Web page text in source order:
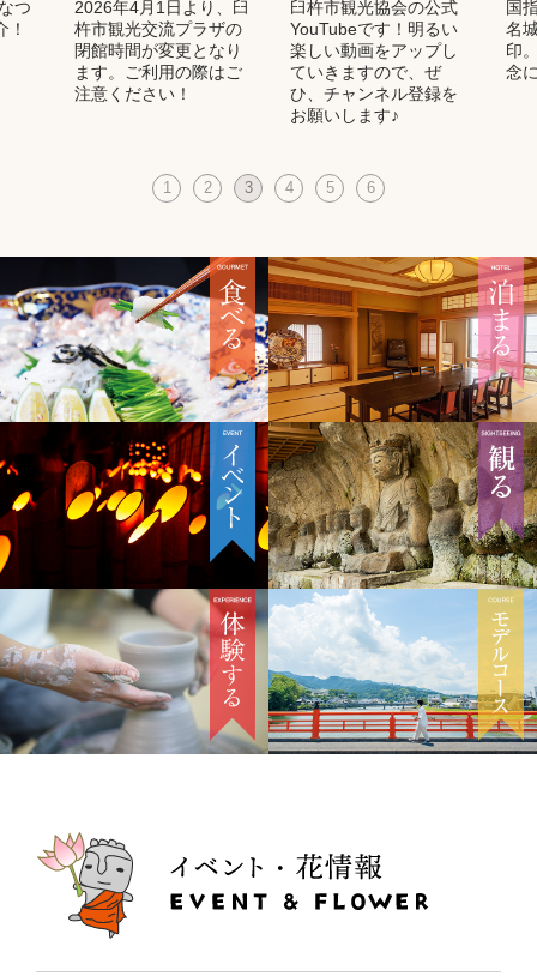
つ
！
2026年4月1日より、臼
杵市観光交流プラザの
閉館時間が変更となり
ます。ご利用の際はご
注意ください！
臼杵市観光協会の公式
YouTubeです！明るい
楽しい動画をアップし
ていきますので、ぜ
ひ、チャンネル登録を
お願いします♪
国
名
印
念
1 2 3 4 5 6